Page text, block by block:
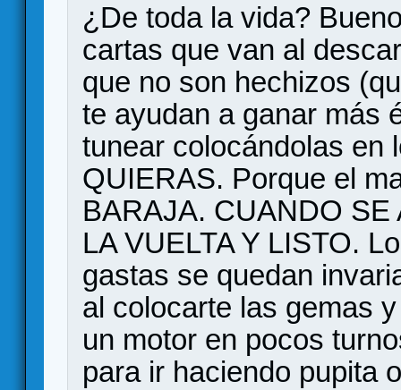
¿De toda la vida?
cartas que van al
que no son hechizos
te ayudan a ganar más
tunear colocándolas en
QUIERAS. Porque el
BARAJA. CUANDO SE
LA VUELTA Y LISTO.
gastas se quedan
al colocarte las gemas
un motor en pocos
para ir haciendo pupita